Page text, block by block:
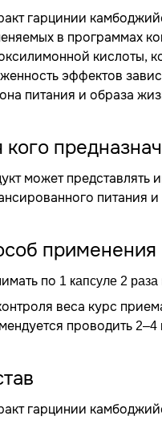
гарцинии
в программах
кислоты,
эффектов
питания и образа
кого
может представлять
питания
применения
по 1 капсуле 2 раза
веса курс
проводить 2–4
гарцинии